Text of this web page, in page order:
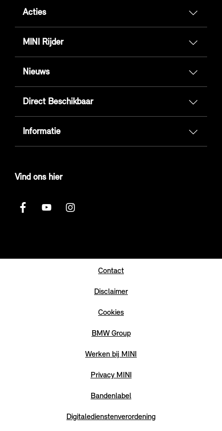
Acties
MINI Rijder
Nieuws
Direct Beschikbaar
Informatie
Vind ons hier
Contact
Disclaimer
Cookies
BMW Group
Werken bij MINI
Privacy MINI
Bandenlabel
Digitaledienstenverordening